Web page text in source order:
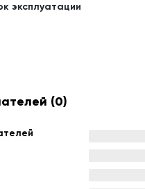
эксплуатации
(0)